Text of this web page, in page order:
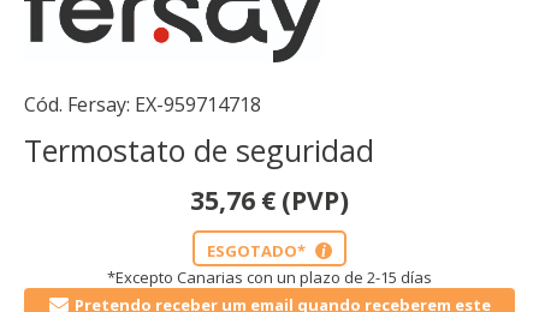
Cód. Fersay: EX-959714718
Termostato de seguridad
35,76 € (PVP)
ESGOTADO* i
*Excepto Canarias con un plazo de 2-15 días
Pretendo receber um email quando receberem este